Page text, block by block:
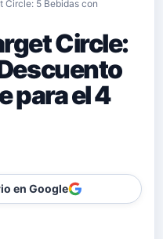
Circle: 5 Bebidas con
Circle:
para el 4
en Google